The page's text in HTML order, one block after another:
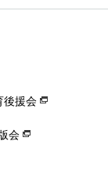
後援会
会